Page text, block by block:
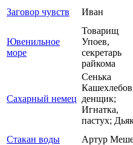
Заговор чувств Иван
Ювенильное
море
Товарищ
Упоев,
секретарь
райкома
Сахарный немец
Сенька
денщик;
Игнатка,
пастух;
Стакан воды Артур